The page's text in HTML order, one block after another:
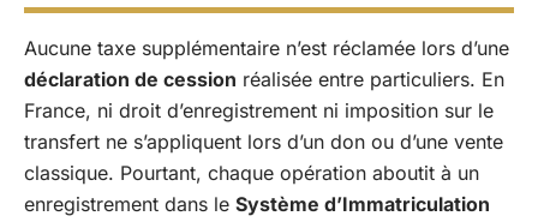
Aucune taxe supplémentaire n’est réclamée lors d’une
déclaration de cession réalisée entre particuliers. En
France, ni droit d’enregistrement ni imposition sur le
transfert ne s’appliquent lors d’un don ou d’une vente
classique. Pourtant, chaque opération aboutit à un
enregistrement dans le Système d’Immatriculation